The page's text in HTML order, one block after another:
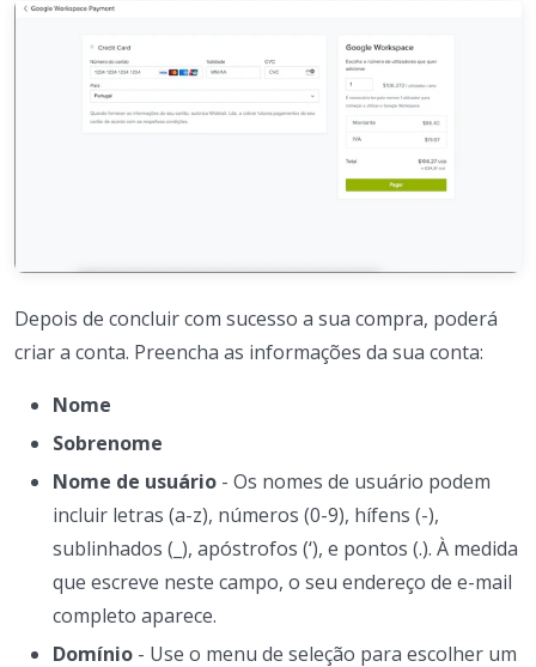
Depois de concluir com sucesso a sua compra, poderá
criar a conta. Preencha as informações da sua conta:
Nome
Sobrenome
Nome de usuário - Os nomes de usuário podem
incluir letras (a-z), números (0-9), hífens (-),
sublinhados (_), apóstrofos (‘), e pontos (.). À medida
que escreve neste campo, o seu endereço de e-mail
completo aparece.
Domínio - Use o menu de seleção para escolher um